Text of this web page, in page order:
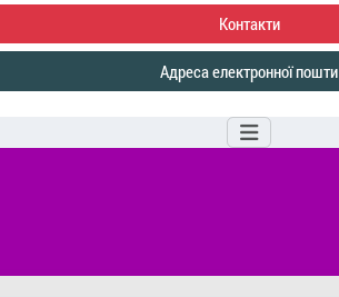
Контакти
Адреса електронної пошти